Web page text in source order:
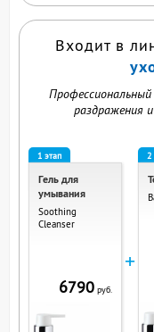
Входит в
раздражения
1 этап
Гель для
умывания
Soothing
Cleanser
6790 руб.
+
2